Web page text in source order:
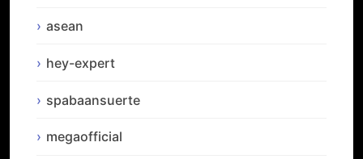
asean
hey-expert
spabaansuerte
megaofficial